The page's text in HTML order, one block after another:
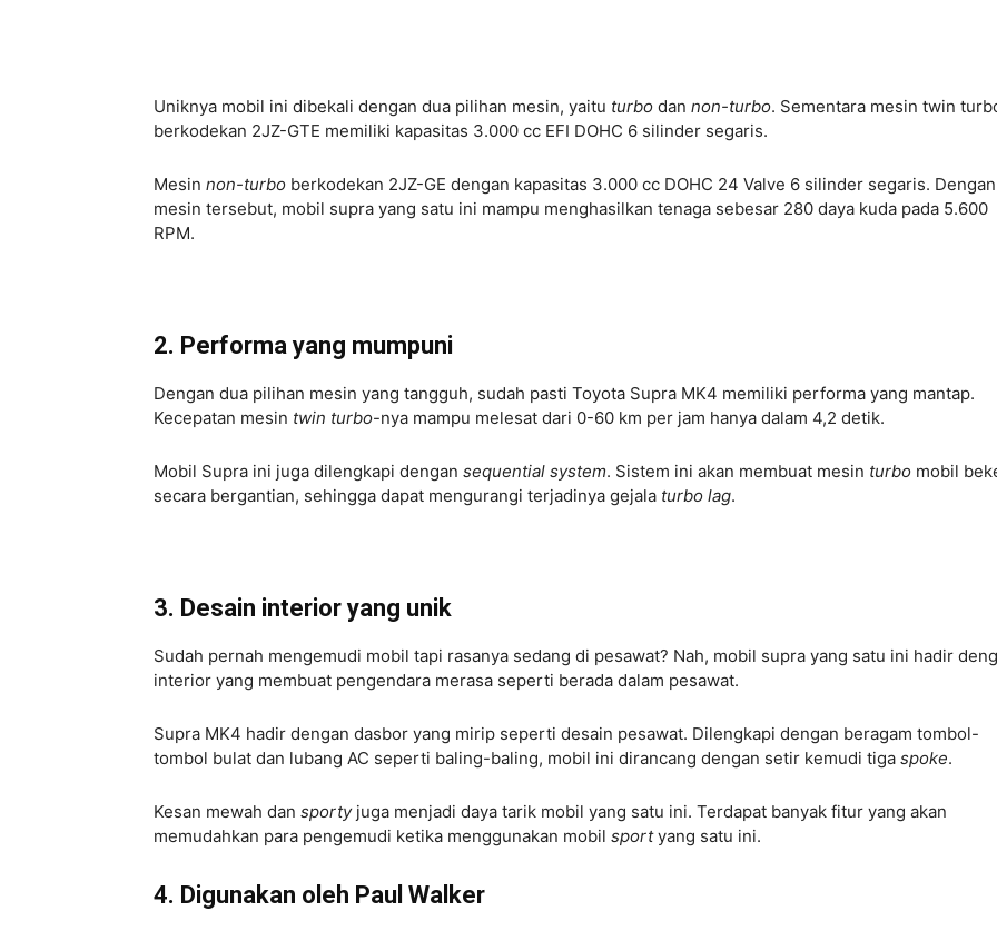
Uniknya mobil ini dibekali dengan dua pilihan mesin, yaitu turbo dan non-turbo. Sementara mesin twin
berkodekan 2JZ-GTE memiliki kapasitas 3.000 cc EFI DOHC 6 silinder segaris.
Mesin non-turbo berkodekan 2JZ-GE dengan kapasitas 3.000 cc DOHC 24 Valve 6 silinder segaris. Dengan
mesin tersebut, mobil supra yang satu ini mampu menghasilkan tenaga sebesar 280 daya kuda pada 5.600
RPM.
2. Performa yang mumpuni
Dengan dua pilihan mesin yang tangguh, sudah pasti Toyota Supra MK4 memiliki performa yang mantap.
Kecepatan mesin twin turbo-nya mampu melesat dari 0-60 km per jam hanya dalam 4,2 detik.
Mobil Supra ini juga dilengkapi dengan sequential system. Sistem ini akan membuat mesin turbo mobil
secara bergantian, sehingga dapat mengurangi terjadinya gejala turbo lag.
3. Desain interior yang unik
Sudah pernah mengemudi mobil tapi rasanya sedang di pesawat? Nah, mobil supra yang satu ini hadir
interior yang membuat pengendara merasa seperti berada dalam pesawat.
Supra MK4 hadir dengan dasbor yang mirip seperti desain pesawat. Dilengkapi dengan beragam tombol-
tombol bulat dan lubang AC seperti baling-baling, mobil ini dirancang dengan setir kemudi tiga spoke.
Kesan mewah dan sportyjuga menjadi daya tarik mobil yang satu ini. Terdapat banyak fitur yang akan
memudahkan para pengemudi ketika menggunakan mobil sportyang satu ini.
4. Digunakan oleh Paul Walker